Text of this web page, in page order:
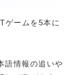
ゲームを5本に
語情報の追いや